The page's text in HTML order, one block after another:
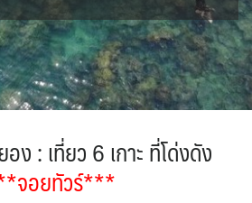
ISR อิสราเอล 0
JOR จอร์แดน 4
KORS เกาหลีใต้ 2
MYS มาเลเซีย 0
MNG มองโกเลีย
3 AZE อาเซอร์ไบจาน 2
BIH บอสเนีย & เฮอร์เซโกวีนา
1
HRV โครเอเชีย 3
FIN ฟินแลนด์ 3
FRA ฝรั่งเศส
อเมริกา แคนาดา 1
6 แทนซาเนีย - Tanzania 2
แอลจีเรีย - Algeria 0
ออสเตรเลีย - Australia 18
ก 32 ลิเบีย - Libya 1
บราซิล - Brazil
0 อียิปต์ - Egypt 10
อง :เที่ยว6 เกาะที่โด่งดัง
จอยทัวร์***